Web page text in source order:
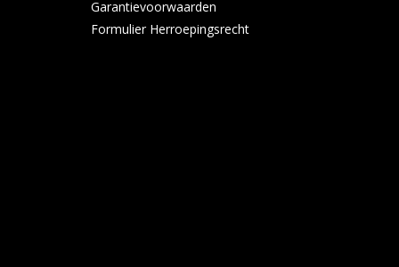
Garantievoorwaarden
Formulier Herroepingsrecht